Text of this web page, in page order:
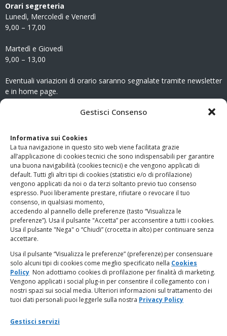
Gestisci Consenso
Informativa sui Cookies
La tua navigazione in questo sito web viene facilitata grazie
all’applicazione di cookies tecnici che sono indispensabili per garantire
una buona navigabilità (cookies tecnici) e che vengono applicati di
default. Tutti gli altri tipi di cookies (statistici e/o di profilazione)
vengono applicati da noi o da terzi soltanto previo tuo consenso
espresso. Puoi liberamente prestare, rifiutare o revocare il tuo
consenso, in qualsiasi momento,
accedendo al pannello delle preferenze (tasto “Visualizza le
preferenze”). Usa il pulsante "Accetta” per acconsentire a tutti i cookies.
Usa il pulsante "Nega" o “Chiudi” (crocetta in alto) per continuare senza
accettare.
Usa il pulsante “Visualizza le preferenze” (preferenze) per consensuare
solo alcuni tipi di cookies come meglio specificato nella Cookies
Policy Non adottiamo cookies di profilazione per finalità di marketing.
Vengono applicati i social plug-in per consentire il collegamento con i
nostri spazi sui social media. Ulteriori informazioni sul trattamento dei
tuoi dati personali puoi leggerle sulla nostra Privacy Policy
Gestisci servizi
Orari segreteria
Lunedì, Mercoledì e Venerdì
9,00 – 17,00
Martedì e Giovedì
9,00 – 13,00
Eventuali variazioni di orario saranno segnalate tramite newsletter
e in home page.
www.odg.toscana.it – testata registrata presso il Tribunale di
Firenze al nr. 5208 dell’ 08.10.2002. Direttore responsabile:
Giampaolo Marchini – C.F. 80005790482
LINK UTILI
PagoPA
Privacy Policy
Regolamento categorie particolari di dati personali e dati
giudiziari
Amministrazione Trasparente